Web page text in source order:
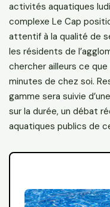
activités aquatiques
complexe Le Cap
attentif à la qualité de
les résidents de
chercher ailleurs ce
minutes de chez soi.
gamme sera suivie
sur la durée, un débat
aquatiques publics de